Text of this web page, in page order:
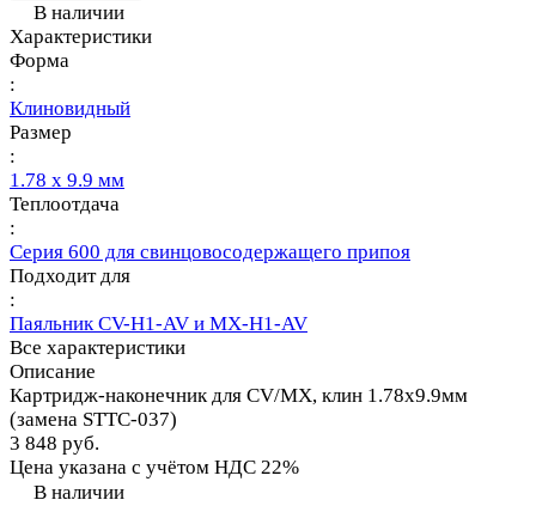
В наличии
Характеристики
Форма
:
Клиновидный
Размер
:
1.78 х 9.9 мм
Теплоотдача
:
Серия 600 для свинцовосодержащего припоя
Подходит для
:
Паяльник CV-H1-AV и MX-H1-AV
Все характеристики
Описание
Картридж-наконечник для СV/MX, клин 1.78х9.9мм
(замена STTC-037)
3 848 руб.
Цена указана с учётом НДС 22%
В наличии